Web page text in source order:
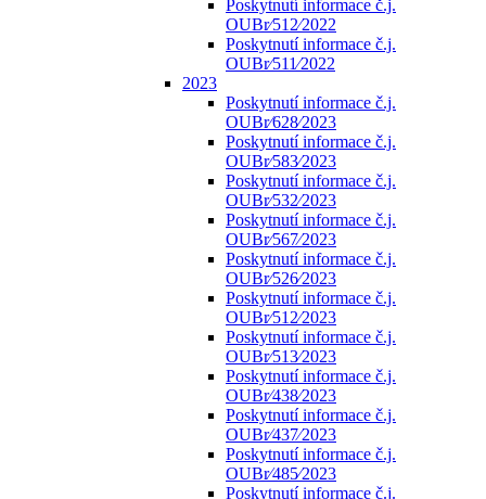
Poskytnutí informace č.j.
OUBr⁄512⁄2022
Poskytnutí informace č.j.
OUBr⁄511⁄2022
2023
Poskytnutí informace č.j.
OUBr⁄628⁄2023
Poskytnutí informace č.j.
OUBr⁄583⁄2023
Poskytnutí informace č.j.
OUBr⁄532⁄2023
Poskytnutí informace č.j.
OUBr⁄567⁄2023
Poskytnutí informace č.j.
OUBr⁄526⁄2023
Poskytnutí informace č.j.
OUBr⁄512⁄2023
Poskytnutí informace č.j.
OUBr⁄513⁄2023
Poskytnutí informace č.j.
OUBr⁄438⁄2023
Poskytnutí informace č.j.
OUBr⁄437⁄2023
Poskytnutí informace č.j.
OUBr⁄485⁄2023
Poskytnutí informace č.j.